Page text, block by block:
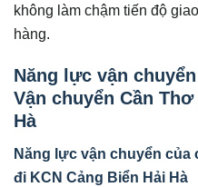
không làm chậm tiến độ
hàng.
Năng lực vận
Vận chuyển Cần
Hà
Năng lực vận chuyển của
đi KCN Cảng Biển Hải Hà